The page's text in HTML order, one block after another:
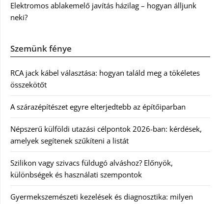
Elektromos ablakemelő javítás házilag – hogyan álljunk
neki?
Szemünk fénye
RCA jack kábel választása: hogyan találd meg a tökéletes
összekötőt
A szárazépítészet egyre elterjedtebb az építőiparban
Népszerű külföldi utazási célpontok 2026-ban: kérdések,
amelyek segítenek szűkíteni a listát
Szilikon vagy szivacs füldugó alváshoz? Előnyök,
különbségek és használati szempontok
Gyermekszemészeti kezelések és diagnosztika: milyen